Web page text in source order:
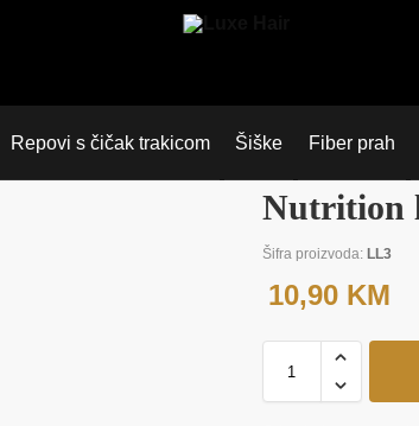
Repovi s čičak trakicom Šiške Fiber prah
Nutrition
Šifra proizvoda: LL3
10,90 KM